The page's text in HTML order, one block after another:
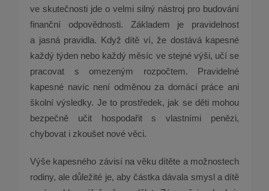
ve skutečnosti jde o velmi silný nástroj pro budování
finanční odpovědnosti. Základem je pravidelnost
a jasná pravidla. Když dítě ví, že dostává kapesné
každý týden nebo každý měsíc ve stejné výši, učí se
pracovat s omezeným rozpočtem. Pravidelné
kapesné navíc není odměnou za domácí práce ani
školní výsledky. Je to prostředek, jak se děti mohou
bezpečně učit hospodařit s vlastními penězi,
chybovat i zkoušet nové věci.
Výše kapesného závisí na věku dítěte a možnostech
rodiny, ale důležité je, aby částka dávala smysl a dítě